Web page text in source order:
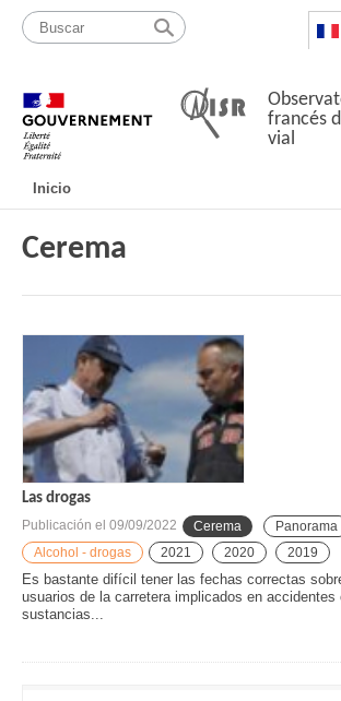
Pasar
contenido
Mapa
web
francés
vial
principale
Inicio
Cerema
Las drogas
Publicación el 09/09/2022 Cerema
Panorama
Alcohol - drogas
2021 2020 2019
Es bastante difícil tener las fechas correctas
usuarios de la carretera implicados en accidentes
sustancias...